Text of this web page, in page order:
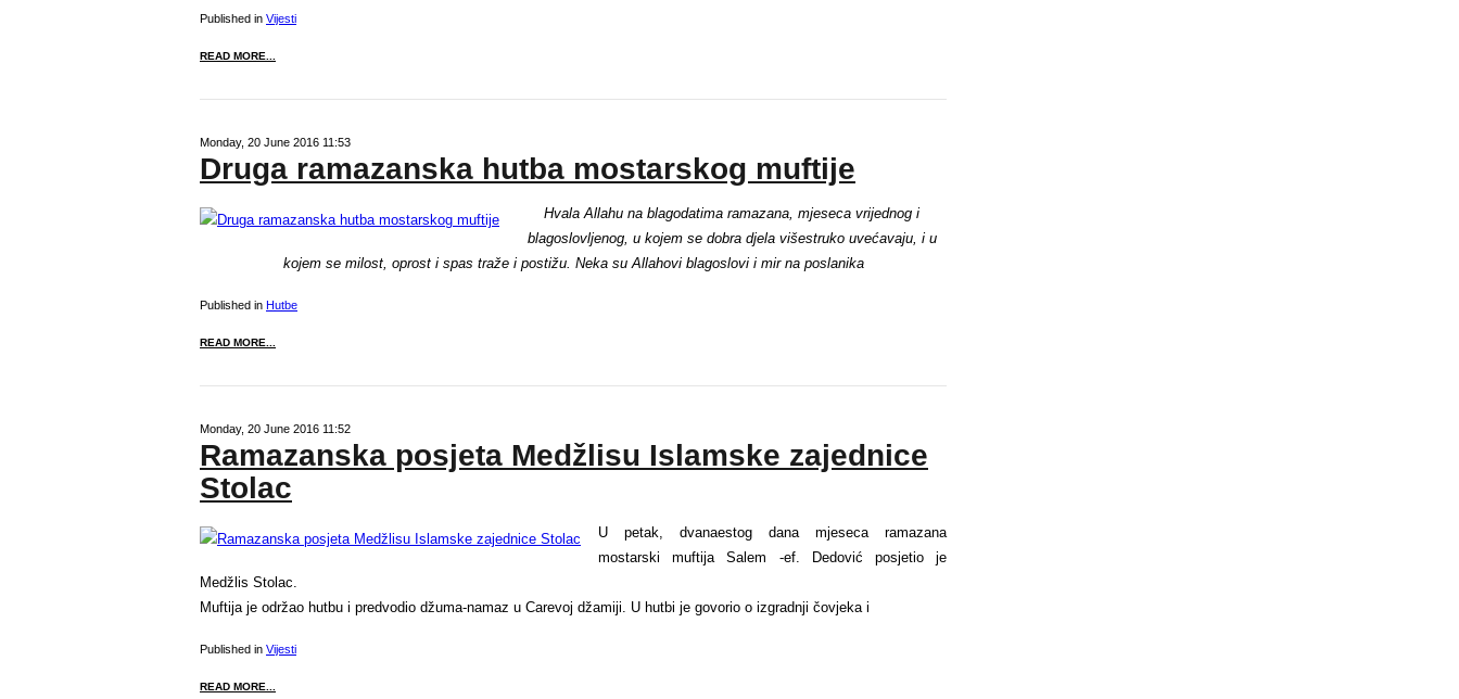
Published in Vijesti
READ MORE...
Monday, 20 June 2016 11:53
Druga ramazanska hutba mostarskog muftije
Hvala Allahu na blagodatima ramazana, mjeseca vrijednog i
blagoslovljenog, u kojem se dobra djela višestruko uvećavaju, i u
kojem se milost, oprost i spas traže i postižu. Neka su Allahovi blagoslovi i mir na poslanika
Published in Hutbe
READ MORE...
Monday, 20 June 2016 11:52
Ramazanska posjeta Medžlisu Islamske zajednice
Stolac
U petak, dvanaestog dana mjeseca ramazana
mostarski muftija Salem -ef. Dedović posjetio je
Medžlis Stolac.
Muftija je održao hutbu i predvodio džuma-namaz u Carevoj džamiji. U hutbi je govorio o izgradnji čovjeka i
Published in Vijesti
READ MORE...